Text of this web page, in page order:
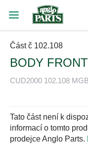
Část č 102.108
BODY
CUD2000 102.108
Tato část není k
informací o tomto
prodejce Anglo Parts.